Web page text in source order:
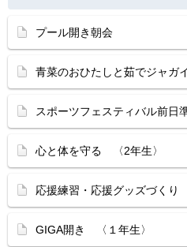
プール開き朝会
青菜のおひたしと茹でジャガ
スポーツフェスティバル前日
心と体を守る 〈2年生〉
応援練習・応援グッズづくり
GIGA開き 〈１年生〉